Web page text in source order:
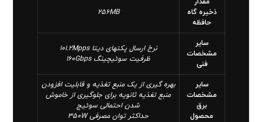
ذخیره گاه
حافظه
256MB
سایر
مشخصات
فنی
نرخ ارسال پکتهای دیتا 101.2Mpps
ظرفیت سوئیچینگ 160Gbps
سایر
مشخصات
برق
محصول
بهره گیری از یک منبع تغذیه و قابلیت افزودن
منبع تغذیه ثانویه برای جلوگیری از خاموش
شدن احتمالی سوئیج
حداکثر توان مصرفی 350W